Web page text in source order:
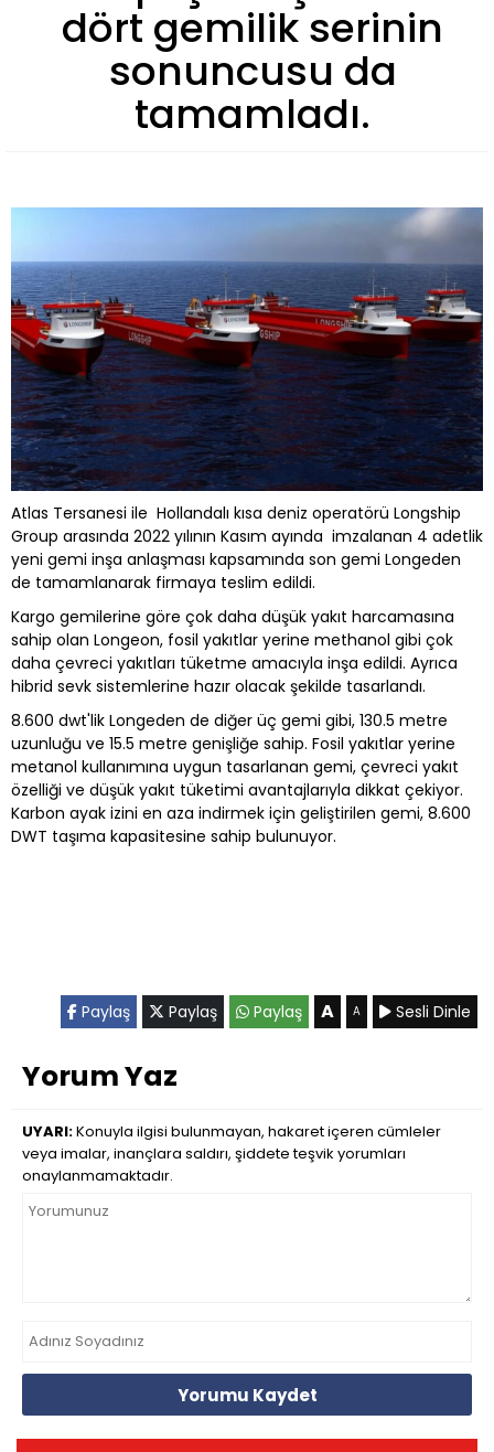
dört gemilik serinin
sonuncusu da
tamamladı.
Atlas Tersanesi ile Hollandalı kısa deniz operatörü Longship
Group arasında 2022 yılının Kasım ayında imzalanan 4 adetlik
yeni gemi inşa anlaşması kapsamında son gemi Longeden
de tamamlanarak firmaya teslim edildi.
Kargo gemilerine göre çok daha düşük yakıt harcamasına
sahip olan Longeon, fosil yakıtlar yerine methanol gibi çok
daha çevreci yakıtları tüketme amacıyla inşa edildi. Ayrıca
hibrid sevk sistemlerine hazır olacak şekilde tasarlandı.
8.600 dwt'lik Longeden de diğer üç gemi gibi, 130.5 metre
uzunluğu ve 15.5 metre genişliğe sahip. Fosil yakıtlar yerine
metanol kullanımına uygun tasarlanan gemi, çevreci yakıt
özelliği ve düşük yakıt tüketimi avantajlarıyla dikkat çekiyor.
Karbon ayak izini en aza indirmek için geliştirilen gemi, 8.600
DWT taşıma kapasitesine sahip bulunuyor.
Paylaş Paylaş Paylaş A A Sesli Dinle
Yorum Yaz
UYARI:Konuyla ilgisi bulunmayan, hakaret içeren cümleler
veya imalar, inançlara saldırı, şiddete teşvik yorumları
onaylanmamaktadır.
Yorumu Kaydet